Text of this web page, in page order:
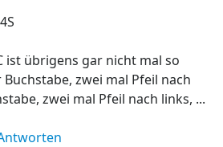
ist übrigens gar nicht mal so
zwei mal Pfeil nach
zwei mal Pfeil nach links, ...